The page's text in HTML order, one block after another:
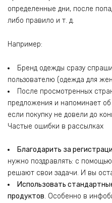
определенные дни, после
либо правило и т. д.
Например:
Бренд одежды сразу
пользователю (одежда для
После просмотренных
предложения и напоминает
если покупку не довели до
Частые ошибки в рассылках
Благодарить за
нужно поздравлять: с
решают свои задачи. И вы
Использовать
продуктов. Особенно в